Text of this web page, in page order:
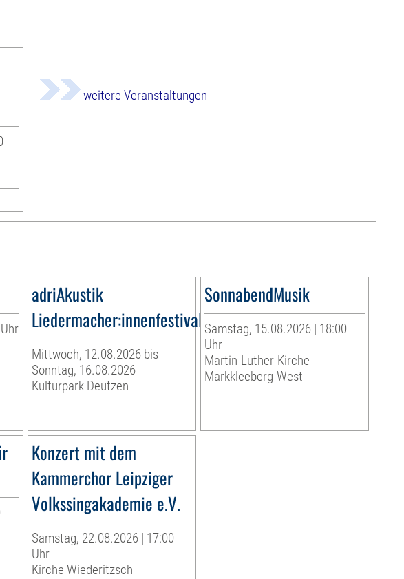
weitere Veranstaltungen
adriAkustik
Liedermacher:innenfestival
Mittwoch, 12.08.2026 bis
Sonntag, 16.08.2026
Kulturpark Deutzen
SonnabendMusik
Samstag, 15.08.2026 | 18:00
Uhr
Martin-Luther-Kirche
Markkleeberg-West
Konzert mit dem
Kammerchor Leipziger
Volkssingakademie e.V.
Samstag, 22.08.2026 | 17:00
Uhr
Kirche Wiederitzsch